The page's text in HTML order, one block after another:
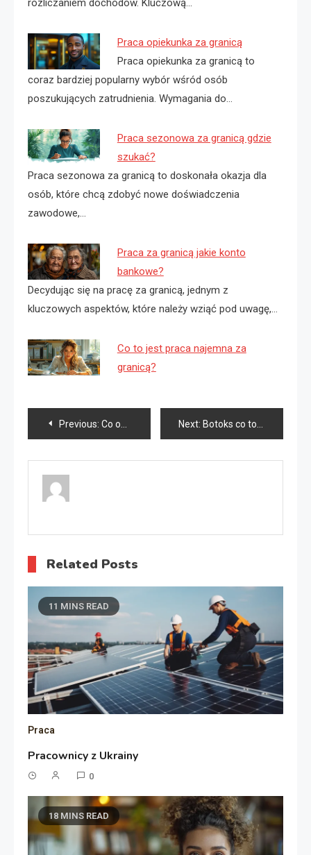
rozliczaniem dochodów. Kluczową…
Praca opiekunka za granicą
Praca opiekunka za granicą to
coraz bardziej popularny wybór wśród osób
poszukujących zatrudnienia. Wymagania do…
Praca sezonowa za granicą gdzie
szukać?
Praca sezonowa za granicą to doskonała okazja dla
osób, które chcą zdobyć nowe doświadczenia
zawodowe,…
Praca za granicą jakie konto
bankowe?
Decydując się na pracę za granicą, jednym z
kluczowych aspektów, które należy wziąć pod uwagę,…
Co to jest praca najemna za
granicą?
Nawigacja
wpisu
Previous: Co oznacza skrót FPS? Next: Botoks co to jest?
Related Posts
11 MINS READ
Praca
Pracownicy z Ukrainy
0
18 MINS READ